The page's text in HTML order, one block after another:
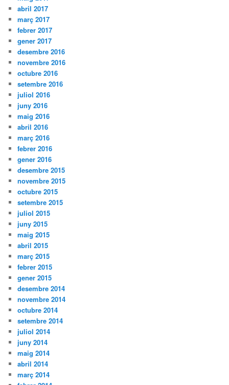
abril 2017
març 2017
febrer 2017
gener 2017
desembre 2016
novembre 2016
octubre 2016
setembre 2016
juliol 2016
juny 2016
maig 2016
abril 2016
març 2016
febrer 2016
gener 2016
desembre 2015
novembre 2015
octubre 2015
setembre 2015
juliol 2015
juny 2015
maig 2015
abril 2015
març 2015
febrer 2015
gener 2015
desembre 2014
novembre 2014
octubre 2014
setembre 2014
juliol 2014
juny 2014
maig 2014
abril 2014
març 2014